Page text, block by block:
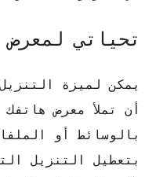
تحياتي لمعرض
أن تملأ معرض
بالوسائط أو